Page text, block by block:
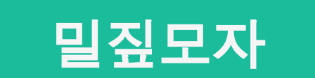
밀짚모자